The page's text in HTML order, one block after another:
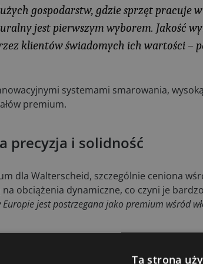
gospodarstw, gdzie sprzęt pracuje
jest pierwszym wyborem. Jakość
klientów świadomych ich wartości –
systemami smarowania,
premium.
precyzja i solidność
dla Walterscheid, szczególnie ceniona
obciążenia dynamiczne, co czyni je
jest postrzegana jako premium wśród
dla mniejszych
Ta strona